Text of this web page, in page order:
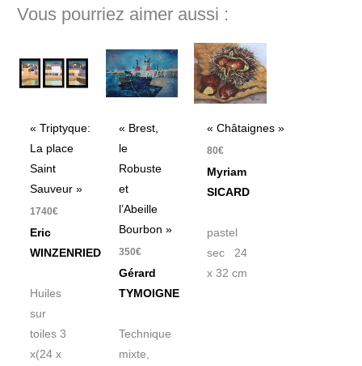
Vous pourriez aimer aussi :
« Triptyque:
La place
Saint
Sauveur »
1740€
Eric
WINZENRIED
Huiles
sur
toiles 3
x(24 x
« Brest,
le
Robuste
et
l’Abeille
Bourbon »
350€
Gérard
TYMOIGNE
Technique
mixte,
« Châtaignes »
80€
Myriam
SICARD
pastel
sec 24
x 32 cm